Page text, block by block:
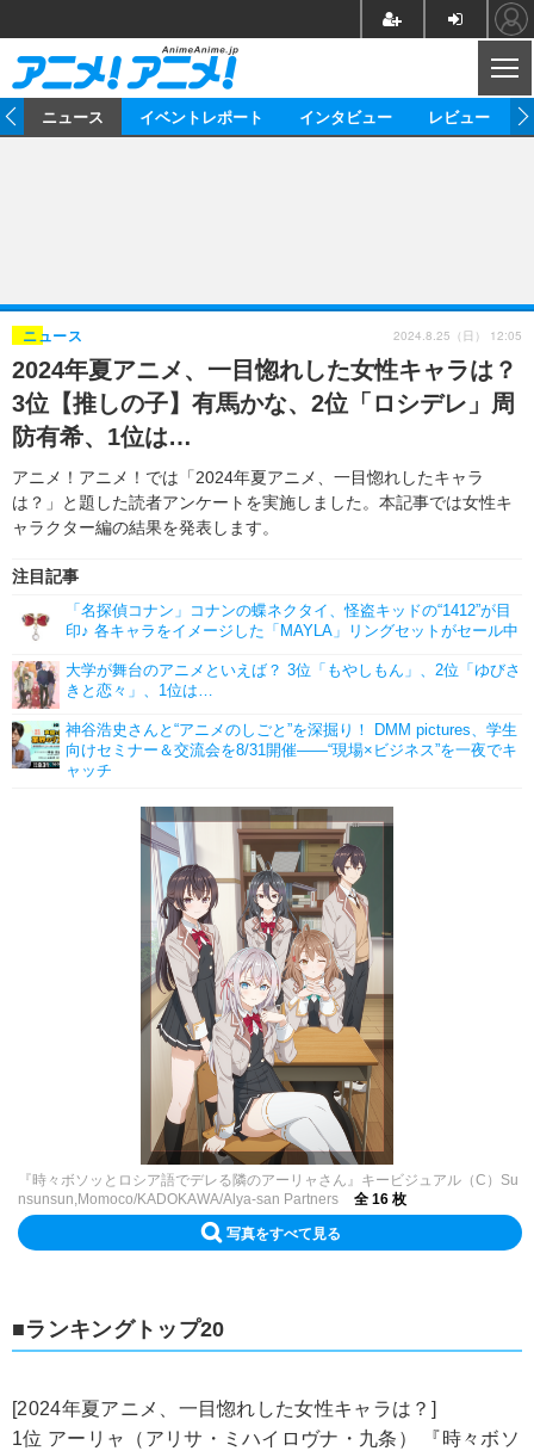
ゲーム グッズ
イベント 海外
海外イベント ビジネス
俳優・タレント アーティスト
ビジネス
アニメ 実写
書評 イベント
ゲーム 座談会
動画
アニメ
アニメ！アニメ！TV ABEMA Cafe
連載・コラム
ニュース イベントレポート インタビュー レビュー
2024年夏アニメ、一目惚れした女性キャラは？
3位【推しの子】有馬かな、2位「ロシデレ」周
防有希、1位は…
アニメ！アニメ！では「2024年夏アニメ、一目惚れしたキャラ
は？」と題した読者アンケートを実施しました。本記事では女性キ
ャラクター編の結果を発表します。
ニュース
注目記事
「名探偵コナン」コナンの蝶ネクタイ、怪盗キッドの“1412”が目
印♪ 各キャラをイメージした「MAYLA」リングセットがセール中
大学が舞台のアニメといえば？ 3位「もやしもん」、2位「ゆびさ
きと恋々」、1位は…
神谷浩史さんと“アニメのしごと”を深掘り！ DMM pictures、学生
向けセミナー＆交流会を8/31開催――“現場×ビジネス”を一夜でキ
ャッチ
2024.8.25（日） 12:05
『時々ボソッとロシア語でデレる隣のアーリャさん』キービジュアル（C）Su
nsunsun,Momoco/KADOKAWA/Alya-san Partners
全 16 枚
写真をすべて見る
■ランキングトップ20
[2024年夏アニメ、一目惚れした女性キャラは？]
1位 アーリャ（アリサ・ミハイロヴナ・九条） 『時々ボソ